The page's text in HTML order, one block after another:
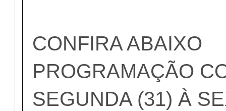
CONFIRA ABAIXO
PROGRAMAÇÃO
SEGUNDA (31) À